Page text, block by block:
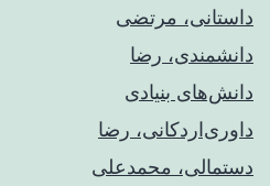
داستانی، مرتضی
دانشمندی، رضا
دانش‌های بنیادی
داوری‌اردکانی، رضا
دستمالی، محمدعلی